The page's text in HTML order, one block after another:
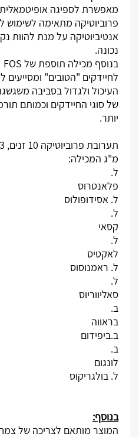
מאפשרת לספיגה
פרוביוטיקה מתאימה לשימוש
אנטיביוטיקה על מנת להוות
נכונה.
בנוסף מכילה תוספת של FOS
לחיידקים "הטובים"
העיכול ולגדול בסביבה
של סוגי החיידקים וכמותם
יותר.
מ"ג המכילה:
ל.
פלאנטרוס
ל. אסידופולוס
ל.
קסאי
ל.
לאקטיס
ל. ראמנוסוס
ל.
סאליווריוס
ב.
בראווה
ב.ביפידום
ב.
לונגום
ל. בולגריקוס
בנוסף:
המוצר מותאם לצריכה של